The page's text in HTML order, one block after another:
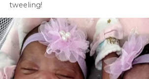
tweeling!